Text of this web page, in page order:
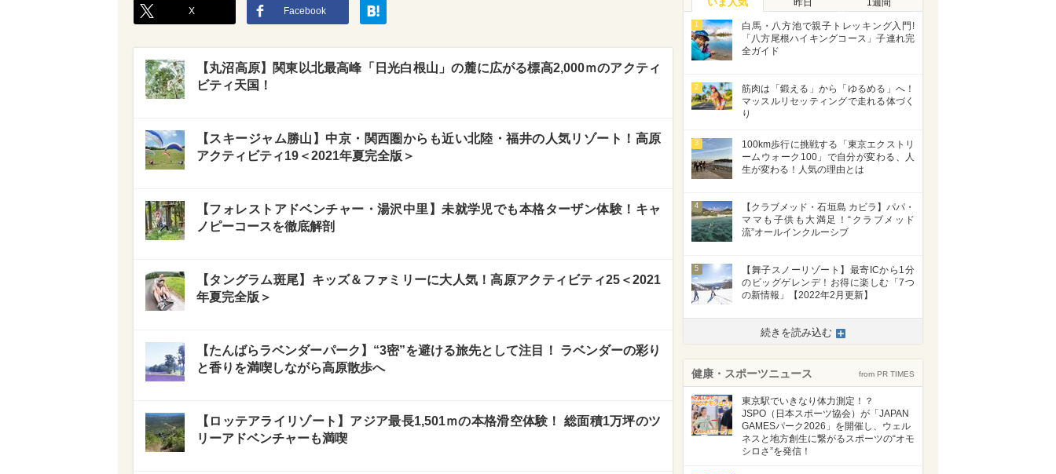
X Facebook
【丸沼高原】関東以北最高峰「日光白根山」の麓に広がる標高2,000ｍのアクティ
ビティ天国！
【スキージャム勝山】中京・関西圏からも近い北陸・福井の人気リゾート！高原
アクティビティ19＜2021年夏完全版＞
【フォレストアドベンチャー・湯沢中里】未就学児でも本格ターザン体験！キャ
ノピーコースを徹底解剖
【タングラム斑尾】キッズ＆ファミリーに大人気！高原アクティビティ25＜2021
年夏完全版＞
【たんばらラベンダーパーク】“3密”を避ける旅先として注目！ ラベンダーの彩り
と香りを満喫しながら高原散歩へ
【ロッテアライリゾート】アジア最長1,501ｍの本格滑空体験！ 総面積1万坪のツ
リーアドベンチャーも満喫
昨日 1週間
1
白馬・八方池で親子トレッキング入門!
「八方尾根ハイキングコース」子連れ完
全ガイド
2
筋肉は「鍛える」から「ゆるめる」へ！
マッスルリセッティングで走れる体づく
り
3
100km歩行に挑戦する「東京エクストリ
ームウォーク100」で自分が変わる、人
生が変わる！人気の理由とは
4
【クラブメッド・石垣島 カビラ】パパ・
ママも子供も大満足！“クラブメッド
流”オールインクルーシブ
5
【舞子スノーリゾート】最寄ICから1分
のビッグゲレンデ！お得に楽しむ「7つ
の新情報」【2022年2月更新】
続きを読み込む
健康・スポーツニュース from PR TIMES
東京駅でいきなり体力測定！？
JSPO（日本スポーツ協会）が「JAPAN
GAMESパーク2026」を開催し、ウェル
ネスと地方創生に繋がるスポーツの“オモ
シロさ”を発信！